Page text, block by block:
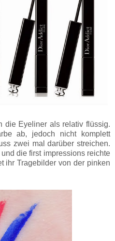
die Eyeliner als relativ flüssig.
ab, jedoch nicht komplett
zwei mal darüber streichen.
die first impressions reichte
ihr Tragebilder von der pinken